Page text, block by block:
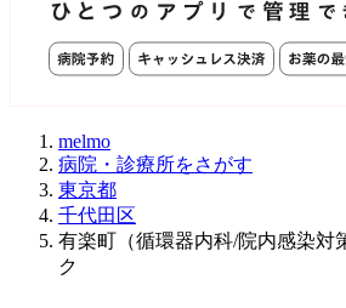
melmo
病院・診療所をさがす
東京都
千代田区
有楽町（循環器内科/院内感染対
ク